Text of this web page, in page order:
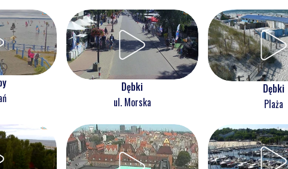
Dębki
ul. Morska
Dębki
Plaża